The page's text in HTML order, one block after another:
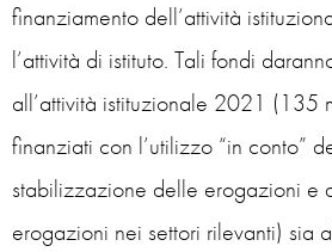
finanziamento dell’attività
l’attività di istituto. Tali fondi
all’attività istituzionale 2021 (135
finanziati con l’utilizzo “in conto”
stabilizzazione delle erogazioni e
erogazioni nei settori rilevanti) sia